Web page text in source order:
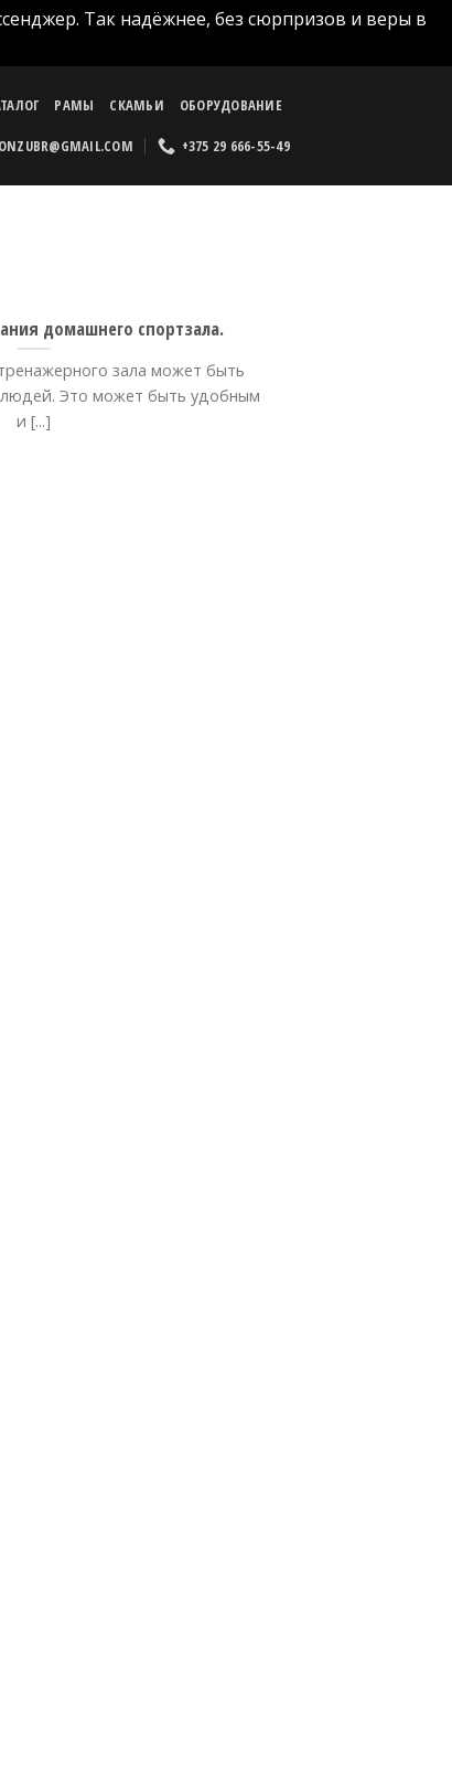
Так надёжнее, без сюрпризов и веры в
РАМЫ СКАМЬИ ОБОРУДОВАНИЕ
+375 29 666-55-49
домашнего спортзала.
зала может быть
Это может быть удобным
и [...]